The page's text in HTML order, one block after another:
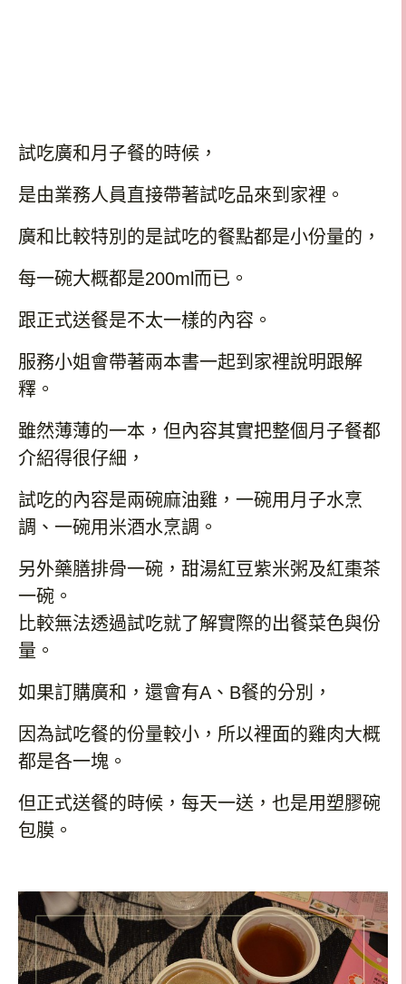
試吃廣和月子餐的時候，
是由業務人員直接帶著試吃品來到家裡。
廣和比較特別的是試吃的餐點都是小份量的，
每一碗大概都是200ml而已。
跟正式送餐是不太一樣的內容。
服務小姐會帶著兩本書一起到家裡說明跟解
釋。
雖然薄薄的一本，但內容其實把整個月子餐都
介紹得很仔細，
試吃的內容是兩碗麻油雞，一碗用月子水烹
調、一碗用米酒水烹調。
另外藥膳排骨一碗，甜湯紅豆紫米粥及紅棗茶
一碗。
比較無法透過試吃就了解實際的出餐菜色與份
量。
如果訂購廣和，還會有A 、 B餐的分別，
因為試吃餐的份量較小，所以裡面的雞肉大概
都是各一塊。
但正式送餐的時候，每天一送，也是用塑膠碗
包膜。